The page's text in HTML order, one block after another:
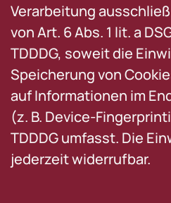
Verarbeitung
von Art. 6 Abs. 1 lit. a
TDDDG, soweit die
Speicherung von
auf Informationen im
(z. B. Device-
TDDDG umfasst. Die
jederzeit widerrufbar.